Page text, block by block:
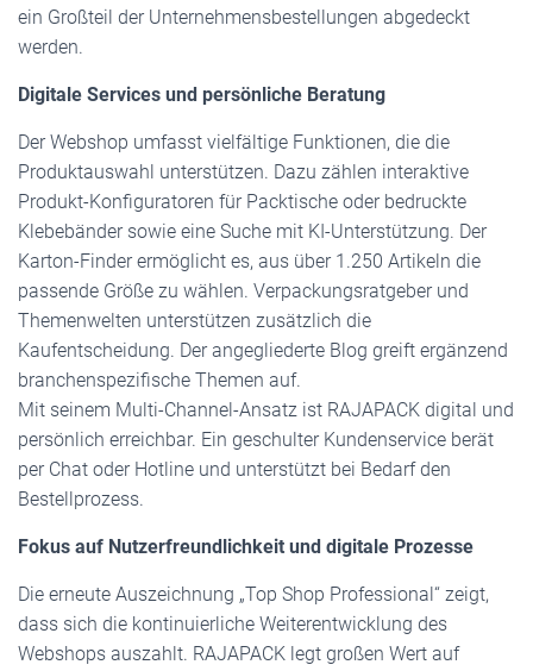
ein Großteil der Unternehmensbestellungen abgedeckt
werden.
Digitale Services und persönliche Beratung
Der Webshop umfasst vielfältige Funktionen, die die
Produktauswahl unterstützen. Dazu zählen interaktive
Produkt-Konfiguratoren für Packtische oder bedruckte
Klebebänder sowie eine Suche mit KI-Unterstützung. Der
Karton-Finder ermöglicht es, aus über 1.250 Artikeln die
passende Größe zu wählen. Verpackungsratgeber und
Themenwelten unterstützen zusätzlich die
Kaufentscheidung. Der angegliederte Blog greift ergänzend
branchenspezifische Themen auf.
Mit seinem Multi-Channel-Ansatz ist RAJAPACK digital und
persönlich erreichbar. Ein geschulter Kundenservice berät
per Chat oder Hotline und unterstützt bei Bedarf den
Bestellprozess.
Fokus auf Nutzerfreundlichkeit und digitale Prozesse
Die erneute Auszeichnung „Top Shop Professional“ zeigt,
dass sich die kontinuierliche Weiterentwicklung des
Webshops auszahlt. RAJAPACK legt großen Wert auf